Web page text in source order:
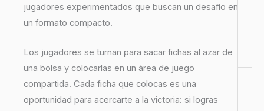
jugadores experimentados que buscan un desafío en
un formato compacto.
Los jugadores se turnan para sacar fichas al azar de
una bolsa y colocarlas en un área de juego
compartida. Cada ficha que colocas es una
oportunidad para acercarte a la victoria: si logras